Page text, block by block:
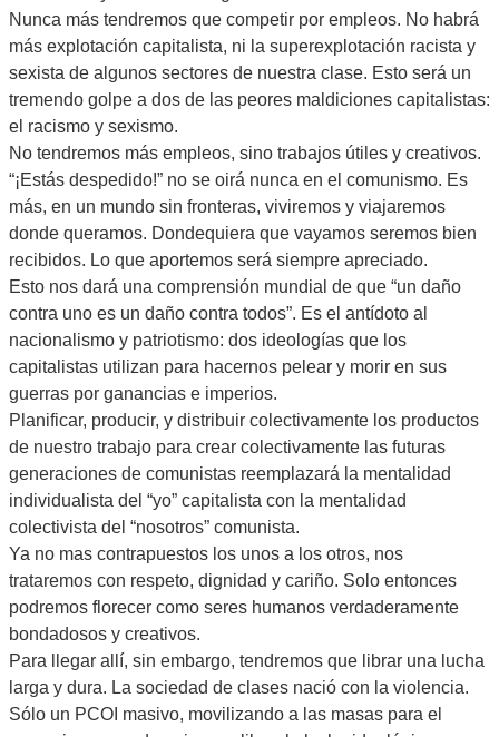
Nunca más tendremos que competir por empleos. No habrá
más explotación capitalista, ni la superexplotación racista y
sexista de algunos sectores de nuestra clase. Esto será un
tremendo golpe a dos de las peores maldiciones capitalistas:
el racismo y sexismo.
No tendremos más empleos, sino trabajos útiles y creativos.
“¡Estás despedido!” no se oirá nunca en el comunismo. Es
más, en un mundo sin fronteras, viviremos y viajaremos
donde queramos. Dondequiera que vayamos seremos bien
recibidos. Lo que aportemos será siempre apreciado.
Esto nos dará una comprensión mundial de que “un daño
contra uno es un daño contra todos”. Es el antídoto al
nacionalismo y patriotismo: dos ideologías que los
capitalistas utilizan para hacernos pelear y morir en sus
guerras por ganancias e imperios.
Planificar, producir, y distribuir colectivamente los productos
de nuestro trabajo para crear colectivamente las futuras
generaciones de comunistas reemplazará la mentalidad
individualista del “yo” capitalista con la mentalidad
colectivista del “nosotros” comunista.
Ya no mas contrapuestos los unos a los otros, nos
trataremos con respeto, dignidad y cariño. Solo entonces
podremos florecer como seres humanos verdaderamente
bondadosos y creativos.
Para llegar allí, sin embargo, tendremos que librar una lucha
larga y dura. La sociedad de clases nació con la violencia.
Sólo un PCOI masivo, movilizando a las masas para el